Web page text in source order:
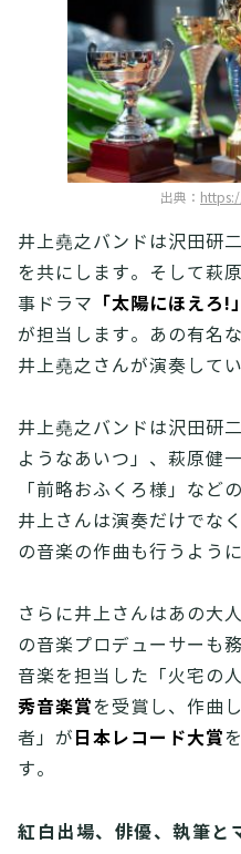
出典：
井上堯之バンドは沢田研
を共にします。そして萩
事ドラマ
「太陽にほえろ!」
が担当します。あの有名
井上堯之さんが演奏して
井上堯之バンドは沢田研
ようなあいつ」、萩原健
「前略おふくろ様」など
井上さんは演奏だけでな
の音楽の作曲も行うよう
さらに井上さんはあの大
の音楽プロデューサーも
音楽を担当した「火宅の
秀音楽賞 を受賞し、作曲
者」が 日本レコード大賞
す。
紅白出場、俳優、執筆と